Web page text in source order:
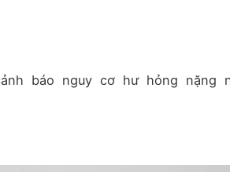
báo nguy cơ hư hỏng nặng